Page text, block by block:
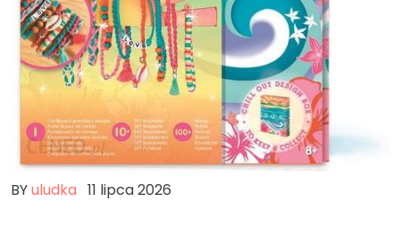
BYuludka 11 lipca 2026